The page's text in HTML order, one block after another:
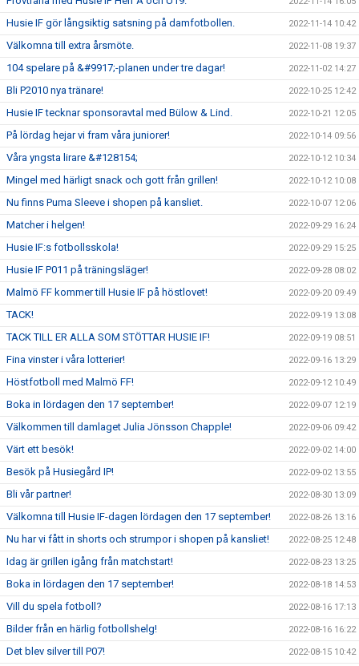
Husie IF gör långsiktig satsning på damfotbollen. 2022-11-14 10:42
Välkomna till extra årsmöte. 2022-11-08 19:37
104 spelare på &#9917;-planen under tre dagar! 2022-11-02 14:27
Bli P2010 nya tränare! 2022-10-25 12:42
Husie IF tecknar sponsoravtal med Bülow & Lind. 2022-10-21 12:05
På lördag hejar vi fram våra juniorer! 2022-10-14 09:56
Våra yngsta lirare &#128154; 2022-10-12 10:34
Mingel med härligt snack och gott från grillen! 2022-10-12 10:08
Nu finns Puma Sleeve i shopen på kansliet. 2022-10-07 12:06
Matcher i helgen! 2022-09-29 16:24
Husie IF:s fotbollsskola! 2022-09-29 15:25
Husie IF P011 på träningsläger! 2022-09-28 08:02
Malmö FF kommer till Husie IF på höstlovet! 2022-09-20 09:49
TACK! 2022-09-19 13:08
TACK TILL ER ALLA SOM STÖTTAR HUSIE IF! 2022-09-19 08:51
Fina vinster i våra lotterier! 2022-09-16 13:29
Höstfotboll med Malmö FF! 2022-09-12 10:49
Boka in lördagen den 17 september! 2022-09-07 12:19
Välkommen till damlaget Julia Jönsson Chapple! 2022-09-06 09:42
Värt ett besök! 2022-09-02 14:00
Besök på Husiegård IP! 2022-09-02 13:55
Bli vår partner! 2022-08-30 13:09
Välkomna till Husie IF-dagen lördagen den 17 september! 2022-08-26 13:16
Nu har vi fått in shorts och strumpor i shopen på kansliet! 2022-08-25 12:48
Idag är grillen igång från matchstart! 2022-08-23 13:25
Boka in lördagen den 17 september! 2022-08-18 14:53
Vill du spela fotboll? 2022-08-16 17:13
Bilder från en härlig fotbollshelg! 2022-08-16 16:22
Det blev silver till P07! 2022-08-15 10:42